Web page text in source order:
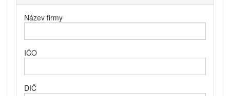
Název firmy
IČO
DIČ